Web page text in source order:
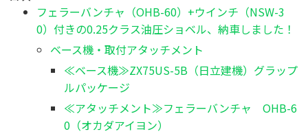
フェラーバンチャ（OHB-60）+ウインチ（NSW-3
0）付きの0.25クラス油圧ショベル、納車しました！
ベース機・取付アタッチメント
≪ベース機≫ZX75US-5B（日立建機）グラップ
ルパッケージ
≪アタッチメント≫フェラーバンチャ OHB-6
0（オカダアイヨン）